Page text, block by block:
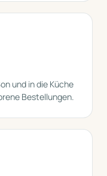
und in die Küche
Bestellungen.